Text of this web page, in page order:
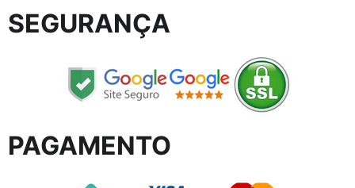
SEGURANÇA
PAGAMENTO